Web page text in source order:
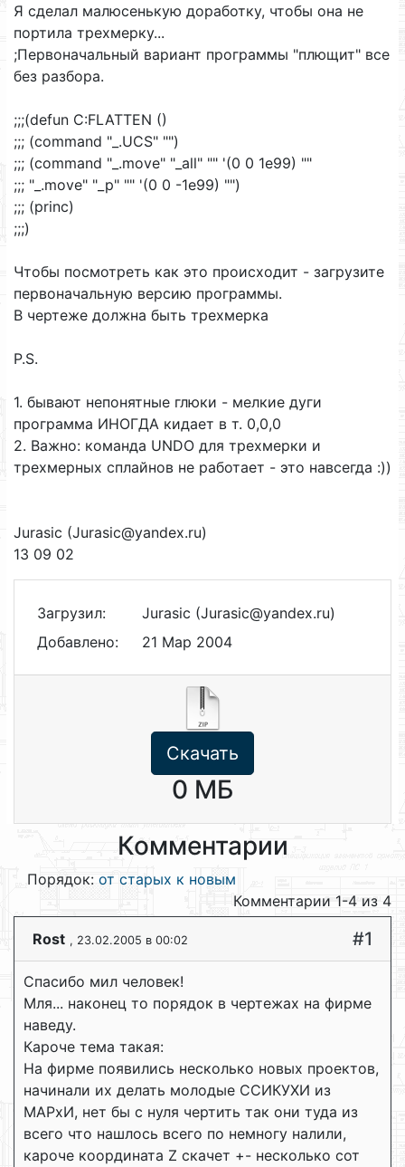
Я сделал малюсенькую доработку, чтобы она не
портила трехмерку...
;Первоначальный вариант программы "плющит" все
без разбора.
;;;(defun C:FLATTEN ()
;;; (command "_.UCS" "")
;;; (command "_.move" "_all" "" '(0 0 1e99) ""
;;; "_.move" "_p" "" '(0 0 -1e99) "")
;;; (princ)
;;;)
Чтобы посмотреть как это происходит - загрузите
первоначальную версию программы.
В чертеже должна быть трехмерка
P.S.
1. бывают непонятные глюки - мелкие дуги
программа ИНОГДА кидает в т. 0,0,0
2. Важно: команда UNDO для трехмерки и
трехмерных сплайнов не работает - это навсегда :))
Jurasic (Jurasic@yandex.ru)
13 09 02
Загрузил:
Jurasic (Jurasic@yandex.ru)
Добавлено:
21 Мар 2004
Скачать
0 МБ
Комментарии
Порядок: от старых к новым
Комментарии 1-4 из 4
Rost , 23.02.2005 в 00:02 #1
Спасибо мил человек!
Мля... наконец то порядок в чертежах на фирме
наведу.
Кароче тема такая:
На фирме появились несколько новых проектов,
начинали их делать молодые ССИКУХИ из
МАРхИ, нет бы с нуля чертить так они туда из
всего что нашлось всего по немногу налили,
кароче координата Z скачет +- несколько сот